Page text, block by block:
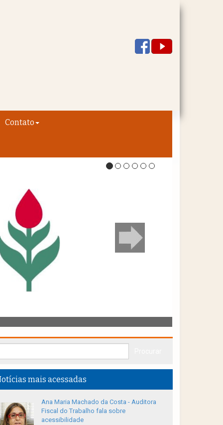
Contato
mais acessadas
Ana Maria Machado da Costa - Auditora
Fiscal do Trabalho fala sobre
acessibilidade